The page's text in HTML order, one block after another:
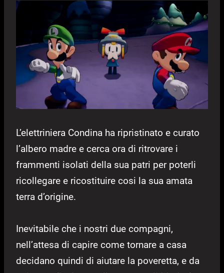
L’elettriniera Condina ha ripristinato e curato
l’albero madre e cerca ora di ritrovare i
frammenti isolati della sua patri per poterli
ricollegare e ricostituire cosi la sua amata
terra d’origine.
Inevitabile che i nostri due compagni,
nell’attesa di capire come tornare a casa
decidano quindi di aiutare la poveretta, e da